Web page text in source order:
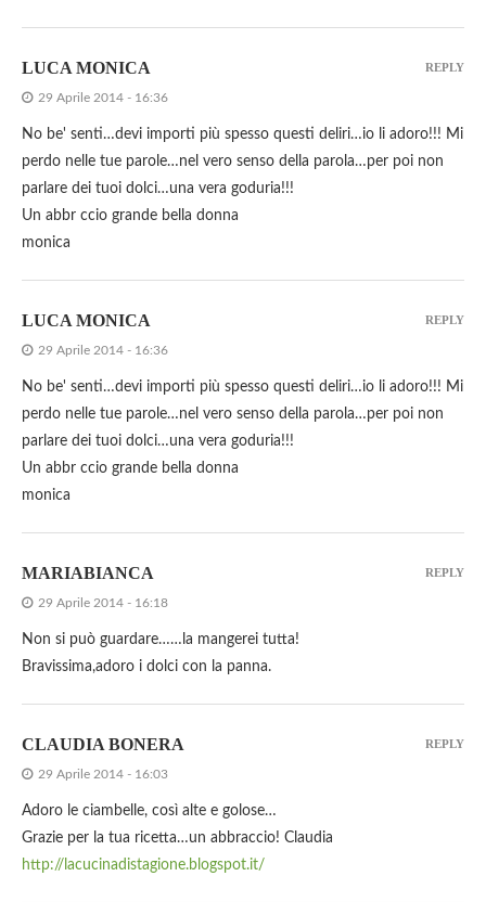
LUCA MONICA
29 Aprile 2014 - 16:36
No be' senti…devi importi più spesso questi deliri…io li adoro!!! Mi
perdo nelle tue parole…nel vero senso della parola…per poi non
parlare dei tuoi dolci…una vera goduria!!!
Un abbr ccio grande bella donna
monica
REPLY
LUCA MONICA
29 Aprile 2014 - 16:36
No be' senti…devi importi più spesso questi deliri…io li adoro!!! Mi
perdo nelle tue parole…nel vero senso della parola…per poi non
parlare dei tuoi dolci…una vera goduria!!!
Un abbr ccio grande bella donna
monica
REPLY
MARIABIANCA
29 Aprile 2014 - 16:18
Non si può guardare……la mangerei tutta!
Bravissima,adoro i dolci con la panna.
REPLY
CLAUDIA BONERA
29 Aprile 2014 - 16:03
Adoro le ciambelle, così alte e golose…
Grazie per la tua ricetta…un abbraccio! Claudia
http://lacucinadistagione.blogspot.it/
REPLY